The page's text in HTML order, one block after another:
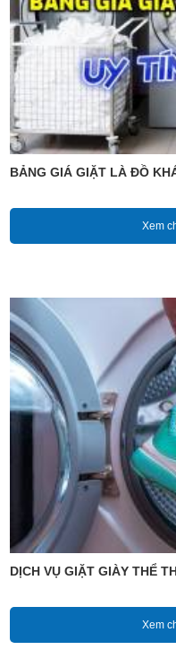
BẢNG GIÁ GIẶT LÀ ĐỒ
Xem
DỊCH VỤ GIẶT GIÀY THỂ
Xem